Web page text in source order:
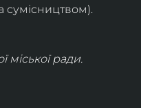
сумісництвом).
міської ради.